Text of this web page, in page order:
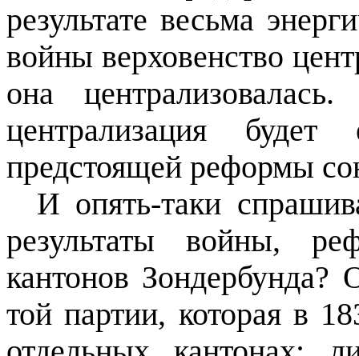
результате весьма
войны верховенство
она
централизация
предстоящей реформы
И опять-таки
результаты войны,
кантонов Зондербунда?
той партии, которая в